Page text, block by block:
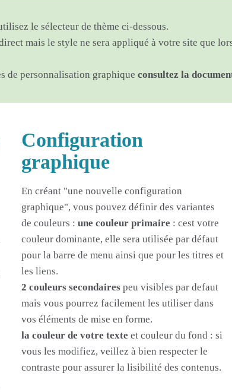
le sélecteur de thème ci-dessous.
mais le style ne sera appliqué à votre site que
de personnalisation graphique consultez la
Configuration
graphique
En créant "une nouvelle configuration
graphique", vous pouvez définir des variantes
de couleurs : une couleur primaire : cest votre
couleur dominante, elle sera utilisée par défaut
pour la barre de menu ainsi que pour les titres et
les liens.
2 couleurs secondairespeu visibles par defaut
mais vous pourrez facilement les utiliser dans
vos éléments de mise en forme.
la couleur de votre texte et couleur du fond : si
vous les modifiez, veillez à bien respecter le
contraste pour assurer la lisibilité des contenus.